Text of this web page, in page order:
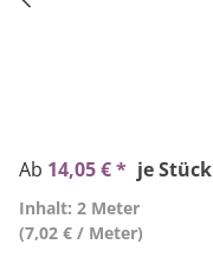
Ab 14,05 € * je Stück
Inhalt: 2 Meter
(7,02 € / Meter)